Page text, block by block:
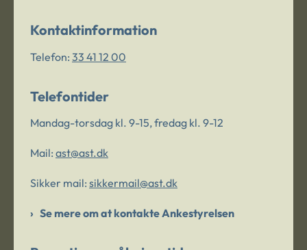
Kontaktinformation
Telefon: 33 41 12 00
Telefontider
Mandag-torsdag kl. 9-15, fredag kl. 9-12
Mail: ast@ast.dk
Sikker mail: sikkermail@ast.dk
Se mere om at kontakte Ankestyrelsen